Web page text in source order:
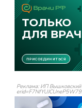
Реклама: ИП